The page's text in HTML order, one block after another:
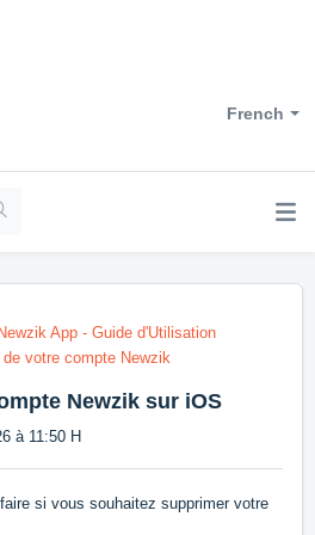
French
Newzik App - Guide d'Utilisation
votre compte Newzik
Newzik sur iOS
à 11:50 H
si vous souhaitez supprimer votre